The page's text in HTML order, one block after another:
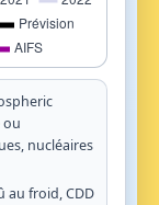
ou
nucléaires
au froid, CDD